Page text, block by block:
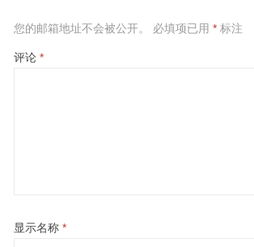
您的邮箱地址不会被公开。 必填项已用 *标注
评论 *
显示名称 *